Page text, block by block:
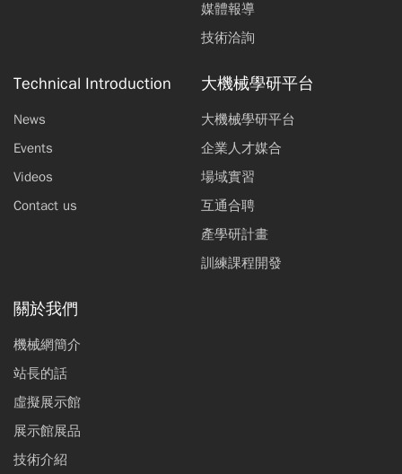
媒體報導
技術洽詢
Technical Introduction
News
Events
Videos
Contact us
大機械學研平台
大機械學研平台
企業人才媒合
場域實習
互通合聘
產學研計畫
訓練課程開發
關於我們
機械網簡介
站長的話
虛擬展示館
展示館展品
技術介紹